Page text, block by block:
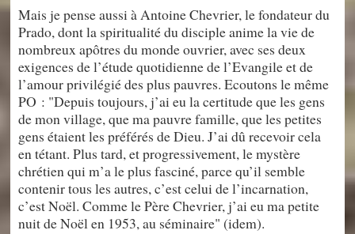
Mais je pense aussi à Antoine Chevrier, le fondateur du
Prado, dont la spiritualité du disciple anime la vie de
nombreux apôtres du monde ouvrier, avec ses deux
exigences de l’étude quotidienne de l’Evangile et de
l’amour privilégié des plus pauvres. Ecoutons le même
PO : "Depuis toujours, j’ai eu la certitude que les gens
de mon village, que ma pauvre famille, que les petites
gens étaient les préférés de Dieu. J’ai dû recevoir cela
en tétant. Plus tard, et progressivement, le mystère
chrétien qui m’a le plus fasciné, parce qu’il semble
contenir tous les autres, c’est celui de l’incarnation,
c’est Noël. Comme le Père Chevrier, j’ai eu ma petite
nuit de Noël en 1953, au séminaire" (idem).